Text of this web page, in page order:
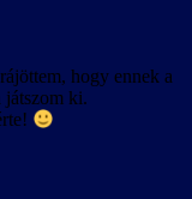
hogy ennek a
játszom ki.